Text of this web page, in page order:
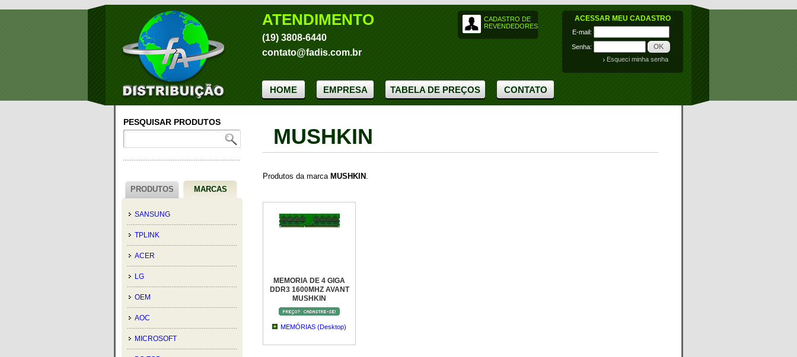
ATENDIMENTO
(19) 3808-6440
contato@fadis.com.br
CADASTRO DE
REVENDEDORES
ACESSAR MEU CADASTRO
E-mail:
Senha: OK
Esqueci minha senha
HOME EMPRESA TABELA DE PREÇOS CONTATO
PESQUISAR PRODUTOS
PRODUTOS MARCAS
SANSUNG
TPLINK
ACER
LG
OEM
AOC
MICROSOFT
MUSHKIN
Produtos da marca MUSHKIN .
MEMORIA DE 4 GIGA
DDR3 1600MHZ AVANT
MUSHKIN
MEMÓRIAS (Desktop)